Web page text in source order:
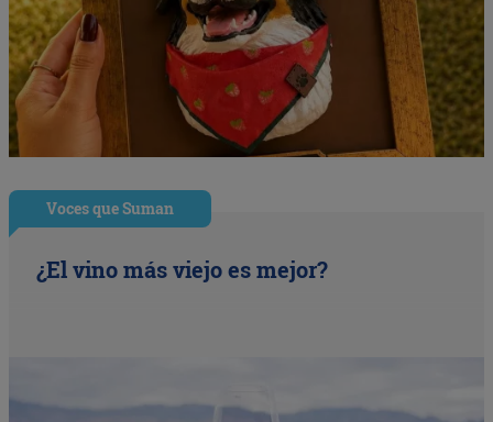
Voces que Suman
¿El vino más viejo es mejor?